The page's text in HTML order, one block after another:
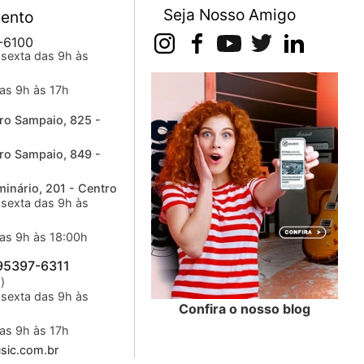
das 9h às
9h às 17h
Sampaio, 825 -
Sampaio, 849 -
201 - Centro
das 9h às
9h às 18:00h
6311
das 9h às
9h às 17h
Seja Nosso Amigo
Confira o nosso blog